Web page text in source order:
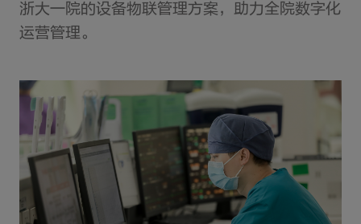
浙大一院的设备物联管理方案，助力全院数字化
运营管理。